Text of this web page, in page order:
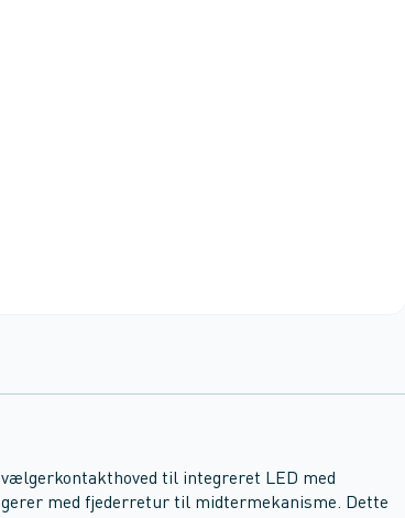
vælgerkontakthoved til integreret LED med
med fjederretur til midtermekanisme. Dette